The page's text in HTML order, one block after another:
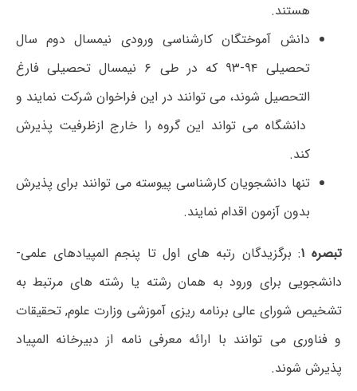
هستند.
دانش آموختگان کارشناسی ورودی نیمسال دوم سال
تحصیلی ۹۴-۹۳ که در طی ۶ نیمسال تحصیلی فارغ
التحصیل شوند، می توانند در این فراخوان شرکت نمایند و
دانشگاه می تواند این گروه را خارج ازظرفیت پذیرش
کند.
تنها دانشجویان کارشناسی پیوسته می توانند برای پذیرش
بدون آزمون اقدام نمایند.
تبصره ۱ : برگزیدگان رتبه های اول تا پنجم المپیادهای علمی-
دانشجویی برای ورود به همان رشته یا رشته های مرتبط به
تشخیص شورای عالی برنامه ریزی آموزشی وزارت علوم, تحقیقات
و فناوری می توانند با ارائه معرفی نامه از دبیرخانه المپیاد
پذیرش شوند.